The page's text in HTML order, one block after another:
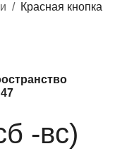
Красная кнопка
-вс)